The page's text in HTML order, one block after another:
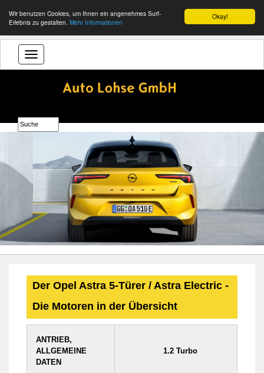
Okay!
Wir benutzen Cookies, um Ihnen ein angenehmes Surf-
Erlebnis zu gestalten. Mehr Informationen
Der Opel Astra 5-Türer / Astra Electric -
Die Motoren in der Übersicht
ANTRIEB,
ALLGEMEINE
DATEN
1.2 Turbo